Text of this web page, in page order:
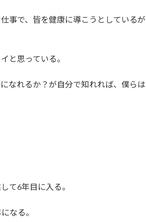
事で、皆を健康に導こうとしている
と思っている。
なれるか？が自分で知れれば、僕ら
て6年目に入る。
なる。